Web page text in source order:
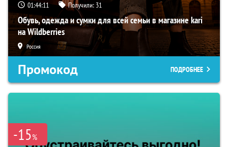
01:44:10 Получили: 31
Обувь, одежда и сумки для всей семьи в магазине kari
на Wildberries
Россия
Промокод ПОДРОБНЕЕ
-15%